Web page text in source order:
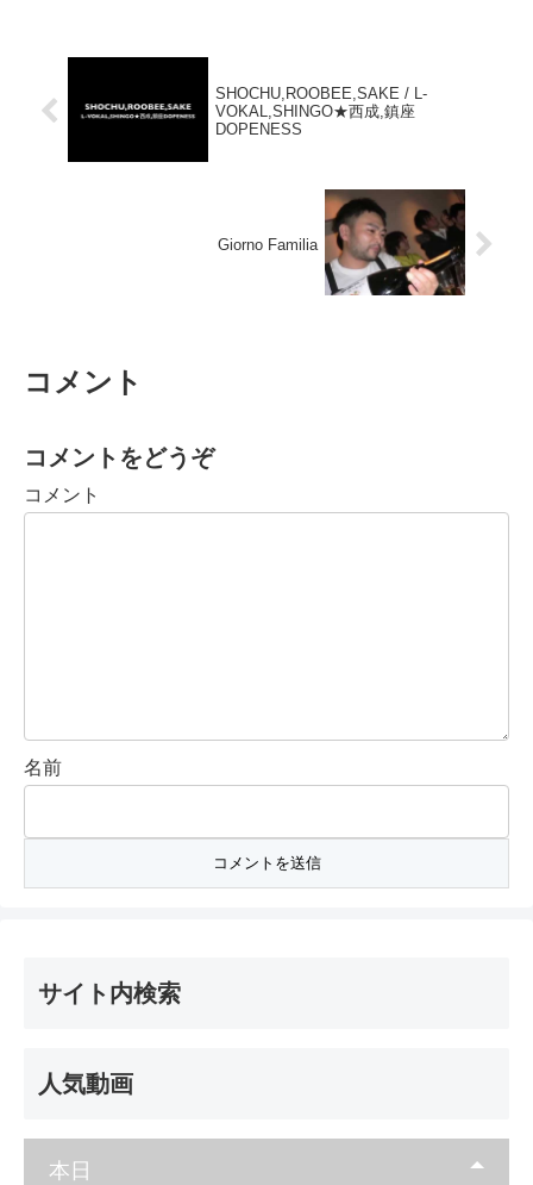
SHOCHU,ROOBEE,SAKE / L-
VOKAL,SHINGO★西成,鎮座
DOPENESS
Giorno Familia
コメント
コメントをどうぞ
コメント
名前
サイト内検索
人気動画
本日